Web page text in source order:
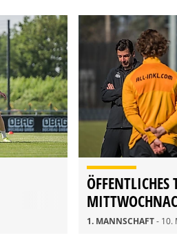
1. MANNSCHAFT- 10.